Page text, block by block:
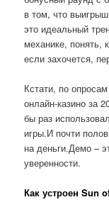
в том, что
это идеальный
механике, понять,
если захочется,
Кстати, по
онлайн-казино за
бы раз
игры.И почти
на деньги.Демо –
уверенности.
Как устроен Sun